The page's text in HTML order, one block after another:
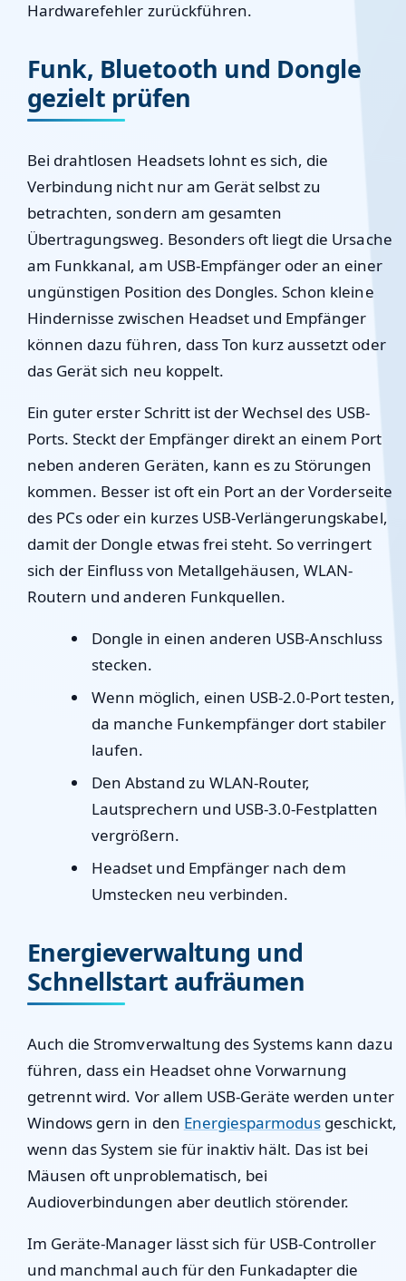
Hardwarefehler zurückführen.
Funk, Bluetooth und Dongle
gezielt prüfen
Bei drahtlosen Headsets lohnt es sich, die
Verbindung nicht nur am Gerät selbst zu
betrachten, sondern am gesamten
Übertragungsweg. Besonders oft liegt die Ursache
am Funkkanal, am USB-Empfänger oder an einer
ungünstigen Position des Dongles. Schon kleine
Hindernisse zwischen Headset und Empfänger
können dazu führen, dass Ton kurz aussetzt oder
das Gerät sich neu koppelt.
Ein guter erster Schritt ist der Wechsel des USB-
Ports. Steckt der Empfänger direkt an einem Port
neben anderen Geräten, kann es zu Störungen
kommen. Besser ist oft ein Port an der Vorderseite
des PCs oder ein kurzes USB-Verlängerungskabel,
damit der Dongle etwas frei steht. So verringert
sich der Einfluss von Metallgehäusen, WLAN-
Routern und anderen Funkquellen.
Dongle in einen anderen USB-Anschluss
stecken.
Wenn möglich, einen USB-2.0-Port testen,
da manche Funkempfänger dort stabiler
laufen.
Den Abstand zu WLAN-Router,
Lautsprechern und USB-3.0-Festplatten
vergrößern.
Headset und Empfänger nach dem
Umstecken neu verbinden.
Energieverwaltung und
Schnellstart aufräumen
Auch die Stromverwaltung des Systems kann dazu
führen, dass ein Headset ohne Vorwarnung
getrennt wird. Vor allem USB-Geräte werden unter
Windows gern in den Energiesparmodus geschickt,
wenn das System sie für inaktiv hält. Das ist bei
Mäusen oft unproblematisch, bei
Audioverbindungen aber deutlich störender.
Im Geräte-Manager lässt sich für USB-Controller
und manchmal auch für den Funkadapter die